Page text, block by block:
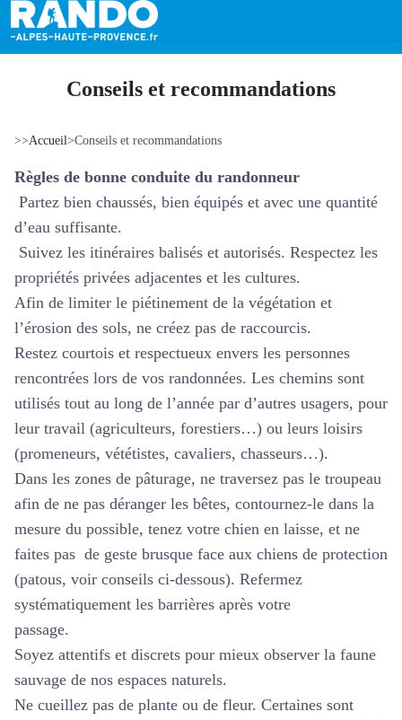
Conseils et recommandations
>>Accueil>Conseils et recommandations
Règles de bonne conduite du randonneur
Partez bien chaussés, bien équipés et avec une quantité
d’eau suffisante.
Suivez les itinéraires balisés et autorisés. Respectez les
propriétés privées adjacentes et les cultures.
Afin de limiter le piétinement de la végétation et
l’érosion des sols, ne créez pas de raccourcis.
Restez courtois et respectueux envers les personnes
rencontrées lors de vos randonnées. Les chemins sont
utilisés tout au long de l’année par d’autres usagers, pour
leur travail (agriculteurs, forestiers…) ou leurs loisirs
(promeneurs, vététistes, cavaliers, chasseurs…).
Dans les zones de pâturage, ne traversez pas le troupeau
afin de ne pas déranger les bêtes, contournez-le dans la
mesure du possible, tenez votre chien en laisse, et ne
faites pas de geste brusque face aux chiens de protection
(patous, voir conseils ci-dessous). Refermez
systématiquement les barrières après votre
passage.
Soyez attentifs et discrets pour mieux observer la faune
sauvage de nos espaces naturels.
Ne cueillez pas de plante ou de fleur. Certaines sont